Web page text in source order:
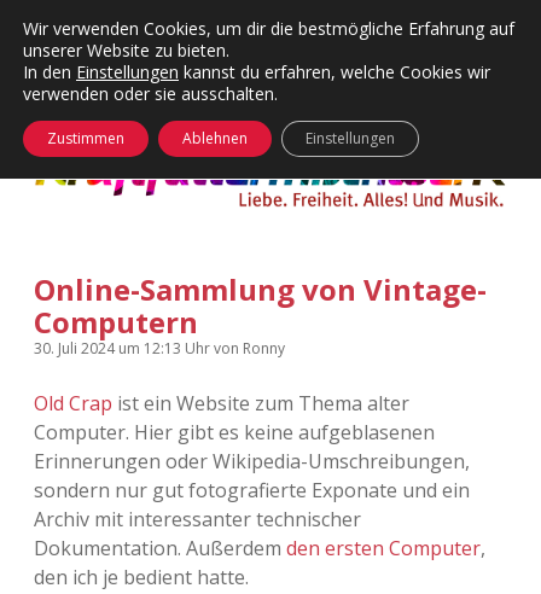
Kategorien
Menü
24 Hours Chilling
Die Wende
KFMW-Disco
kfmw.stuff
Kopfkinomusik
Nur mal so
Täglicher Sinnwahn
Visuelles
KFMW-Disco
Dates
Contact
Adventskalender
Adventskalender 2010
Adventskalender 2011
Adventskalender 2012
Adventskalender 2013
facebook
instagram
rss soundcloud
vimeoBluesky
öffnen
Online-Sammlung von Vintage-
Computern
30. Juli 2024um 12:13 Uhrvon Ronny
Old Crap ist ein Website zum Thema alter
Computer. Hier gibt es keine aufgeblasenen
Erinnerungen oder Wikipedia-Umschreibungen,
sondern nur gut fotografierte Exponate und ein
Archiv mit interessanter technischer
Dokumentation. Außerdem den ersten Computer,
den ich je bedient hatte.
Wir verwenden Cookies, um dir die bestmögliche Erfahrung auf
unserer Website zu bieten.
In den Einstellungen kannst du erfahren, welche Cookies wir
verwenden oder sie ausschalten.
Zustimmen Ablehnen Einstellungen